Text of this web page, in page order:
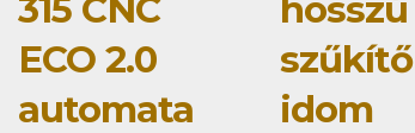
315 CNC
ECO 2.0
automata
hosszú
szűkítő
idom